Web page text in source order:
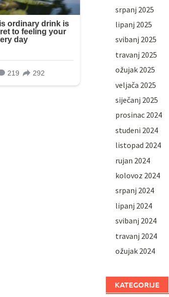
srpanj 2025
lipanj 2025
svibanj 2025
travanj 2025
ožujak 2025
veljača 2025
siječanj 2025
prosinac 2024
studeni 2024
listopad 2024
rujan 2024
kolovoz 2024
srpanj 2024
lipanj 2024
svibanj 2024
travanj 2024
ožujak 2024
KATEGORIJE